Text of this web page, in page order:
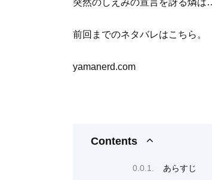
突然のしえみの宣言を訝る燐は
前回までのネタバレはこちら。
yamanerd.com
Contents
あらすじ